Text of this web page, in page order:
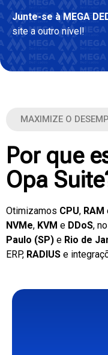
Junte-se à MEGA
site a outro nível!
MAXIMIZE O
Por que
Opa
Otimizamos CPU, RAM
NVMe, KVM e DDoS,
Paulo (SP) e Rio de
ERP, RADIUS e